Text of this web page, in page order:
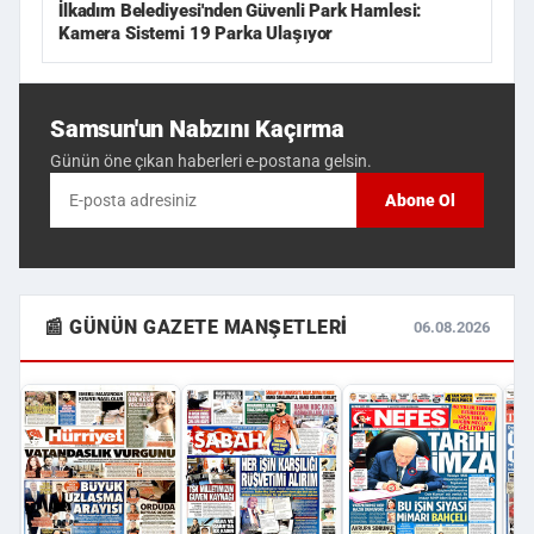
İlkadım Belediyesi'nden Güvenli Park Hamlesi:
Kamera Sistemi 19 Parka Ulaşıyor
Samsun'un Nabzını Kaçırma
Günün öne çıkan haberleri e-postana gelsin.
Abone Ol
📰 GÜNÜN GAZETE MANŞETLERI 06.08.2026